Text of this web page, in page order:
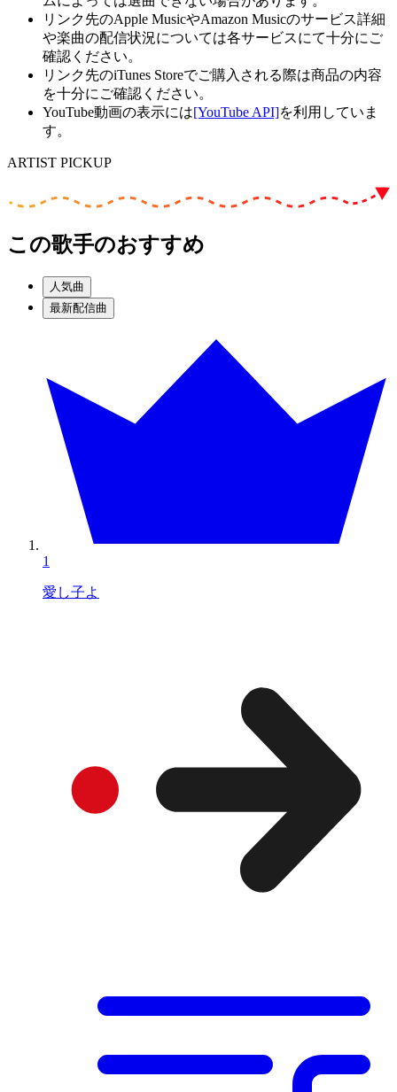
リンク先のApple MusicやAmazon Musicのサービス詳細
や楽曲の配信状況については各サービスにて十分にご
確認ください。
リンク先のiTunes Storeでご購入される際は商品の内容
を十分にご確認ください。
YouTube動画の表示には[YouTube API]を利用していま
す。
ARTIST PICKUP
この歌手のおすすめ
人気曲
最新配信曲
1
愛し子よ